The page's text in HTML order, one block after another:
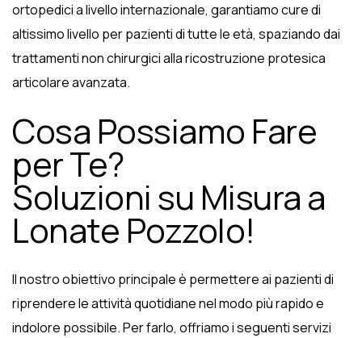
ortopedici a livello internazionale, garantiamo cure di
altissimo livello per pazienti di tutte le età, spaziando dai
trattamenti non chirurgici alla ricostruzione protesica
articolare avanzata.
Cosa Possiamo Fare
per Te?
Soluzioni su Misura a
Lonate Pozzolo!
Il nostro obiettivo principale è permettere ai pazienti di
riprendere le attività quotidiane nel modo più rapido e
indolore possibile. Per farlo, offriamo i seguenti servizi